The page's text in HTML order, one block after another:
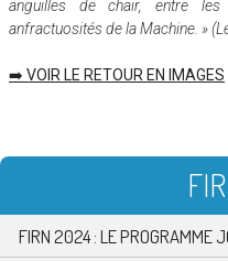
anguilles de chair, entre
anfractuosités de la Machine. »
➡️ VOIR LE RETOUR EN IMAGES
FIRN 2024 : LE PROGRAMME